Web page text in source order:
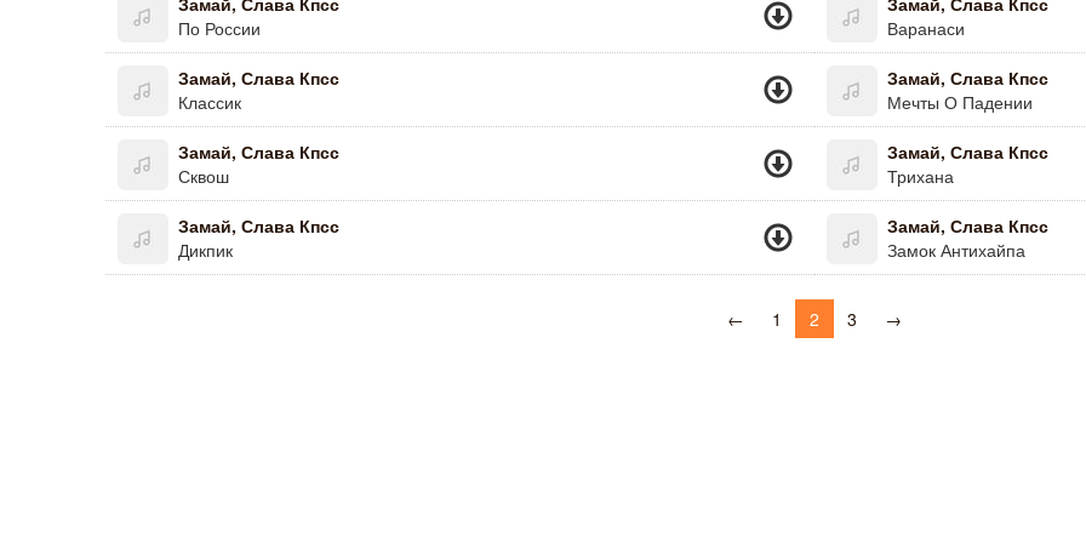
По России
Варанаси
Замай, Слава Кпсс
Классик
Замай, Слава Кпсс
Мечты О Падении
Замай, Слава Кпсс
Сквош
Замай, Слава Кпсс
Трихана
Замай, Слава Кпсс
Дикпик
Замай, Слава Кпсс
Замок Антихайпа
← 1 2 3 →